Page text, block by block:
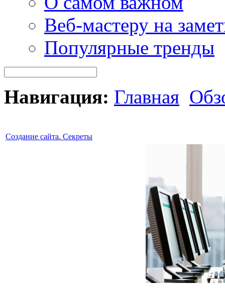
Веб-мастеру на
Популярные тренды
Навигация: Главная
Создание сайта. Секреты